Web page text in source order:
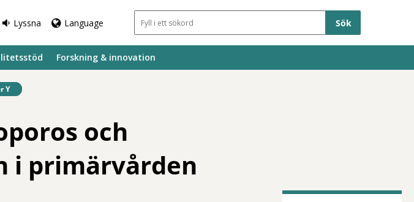
Lyssna Language Sökfält
Forskning & innovation
Y
och
i primärvården